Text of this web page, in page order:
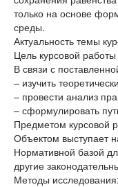
только на основе
среды.
Актуальность темы
Цель курсовой
В связи с
– изучить
– провести анализ
– сформулировать
Предметом курсовой
Объектом выступает
Нормативной базой
другие
Методы